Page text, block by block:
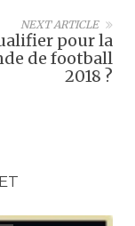
NEXT ARTICLE
pour la
de football
2018 ?